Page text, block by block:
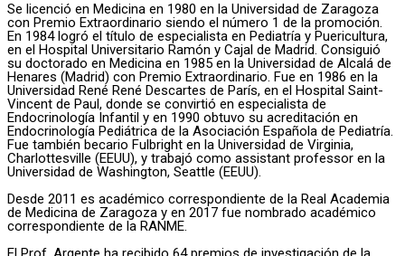
Se licenció en Medicina en 1980 en la Universidad de Zaragoza
con Premio Extraordinario siendo el número 1 de la promoción.
En 1984 logró el título de especialista en Pediatría y Puericultura,
en el Hospital Universitario Ramón y Cajal de Madrid. Consiguió
su doctorado en Medicina en 1985 en la Universidad de Alcalá de
Henares (Madrid) con Premio Extraordinario. Fue en 1986 en la
Universidad René René Descartes de París, en el Hospital Saint-
Vincent de Paul, donde se convirtió en especialista de
Endocrinología Infantil y en 1990 obtuvo su acreditación en
Endocrinología Pediátrica de la Asociación Española de Pediatría.
Fue también becario Fulbright en la Universidad de Virginia,
Charlottesville (EEUU), y trabajó como assistant professor en la
Universidad de Washington, Seattle (EEUU).
Desde 2011 es académico correspondiente de la Real Academia
de Medicina de Zaragoza y en 2017 fue nombrado académico
correspondiente de la RANME.